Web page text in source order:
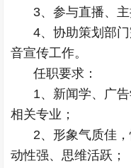
3、参与直播、主
4、协助策划部
音宣传工作。
任职要求：
1、新闻学、广
相关专业；
2、形象气质佳
动性强、思维活跃；